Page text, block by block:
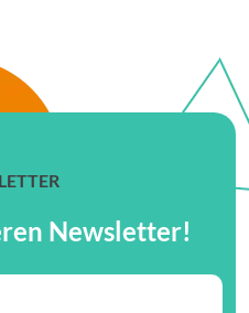
Newsletter!